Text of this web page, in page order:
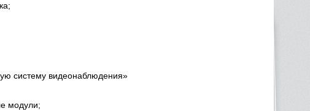
систему видеонаблюдения»
модули;